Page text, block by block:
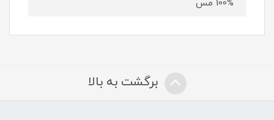
100% مس
برگشت به بالا